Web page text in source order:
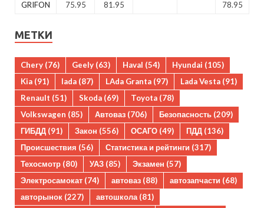
GRIFON
75.95 81.95 78.95
МЕТКИ
Chery (76) Geely (63) Haval (54) Hyundai (105)
Kia (91) lada (87) LAda Granta (97) Lada Vesta (91)
Renault (51) Skoda (69) Toyota (78)
Volkswagen (85) Автоваз (706) Безопасность (209)
ГИБДД (91) Закон (556) ОСАГО (49) ПДД (136)
Происшествия (56) Статистика и рейтинги (317)
Техосмотр (80) УАЗ (85) Экзамен (57)
Электросамокат (74) автоваз (88) автозапчасти (68)
авторынок (227) автошкола(81)